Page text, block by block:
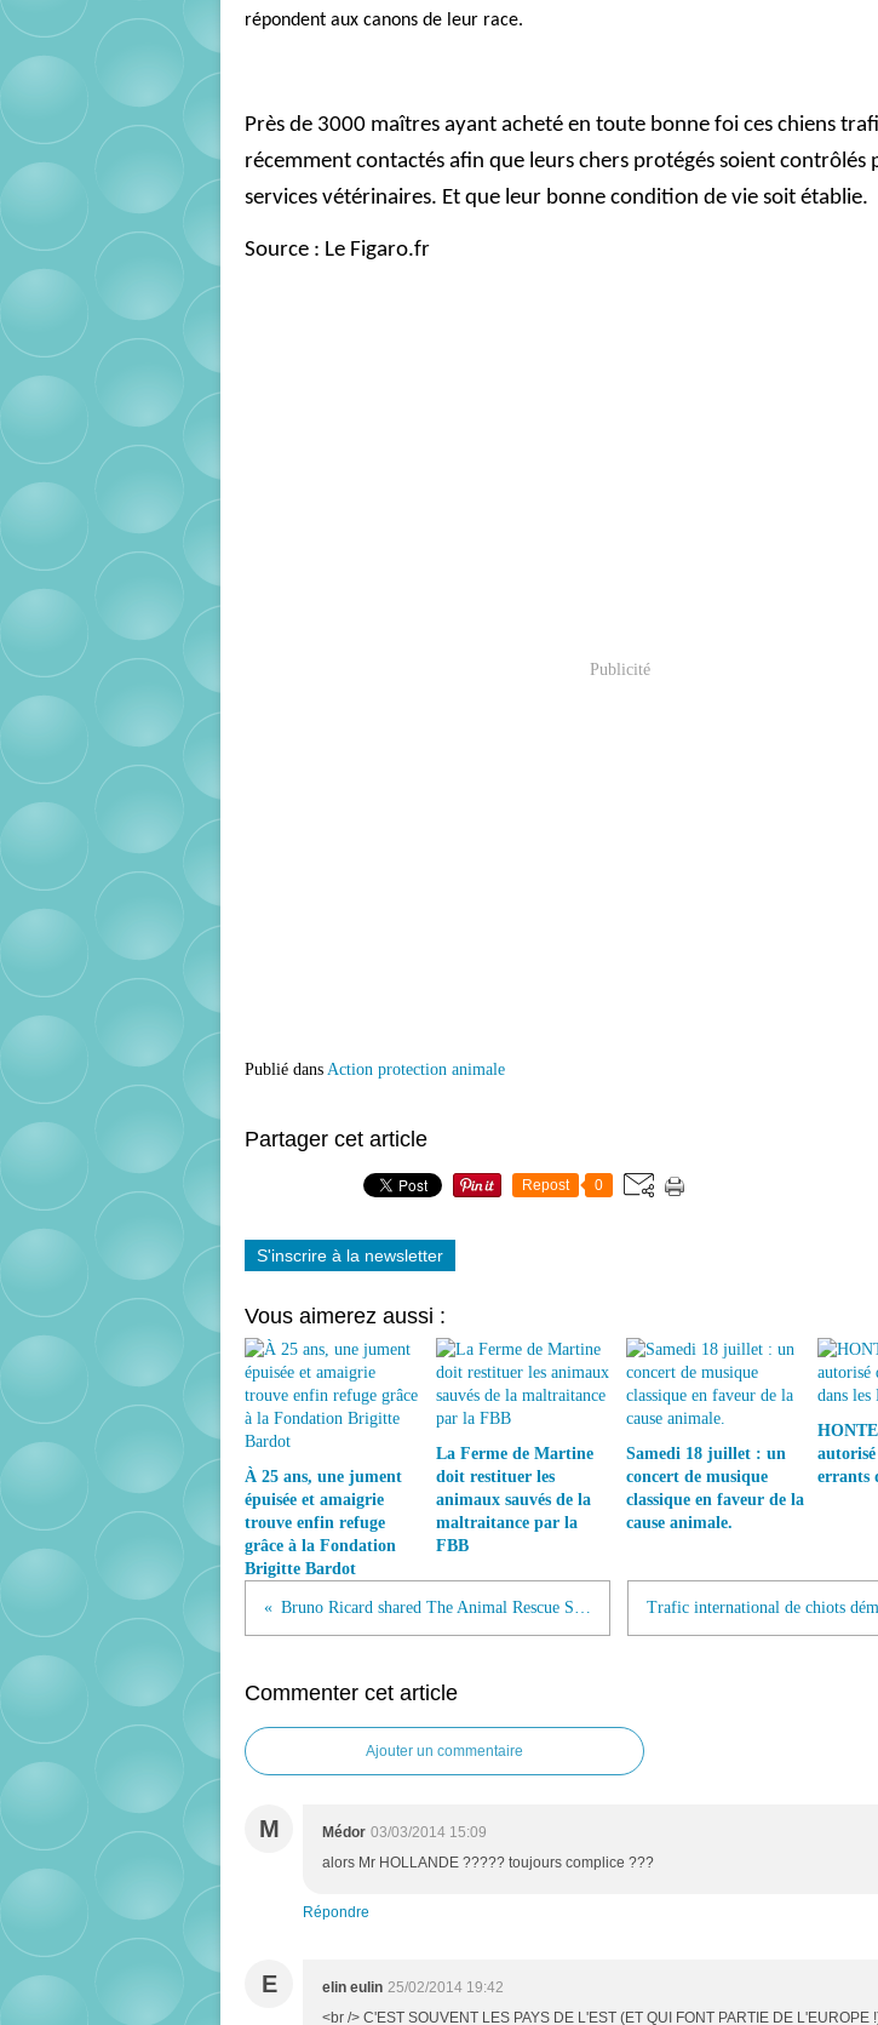
répondent aux canons de leur race.
Près de 3000 maîtres ayant acheté en toute bonne foi ces chiens
récemment contactés afin que leurs chers protégés soient contrôlés
services vétérinaires. Et que leur bonne condition de vie soit établie.
Source : Le Figaro.fr
Publicité
Publié dans Action protection animale
Partager cet article
Repost 0
S'inscrire à la newsletter
Vous aimerez aussi :
À 25 ans, une jument
épuisée et amaigrie
trouve enfin refuge
grâce à la Fondation
Brigitte Bardot
La Ferme de Martine
doit restituer les
animaux sauvés de la
maltraitance par la
FBB
Samedi 18 juillet : un
concert de musique
classique en faveur de la
cause animale.
autorisé
errants
Bruno Ricard shared The Animal Rescue Site's...
Commenter cet article
Ajouter un commentaire
M Médor 03/03/2014 15:09
alors Mr HOLLANDE ????? toujours complice ???
Répondre
E elin eulin 25/02/2014 19:42
<br /> C'EST SOUVENT LES PAYS DE L'EST (ET QUI FONT PARTIE DE L'EUROPE